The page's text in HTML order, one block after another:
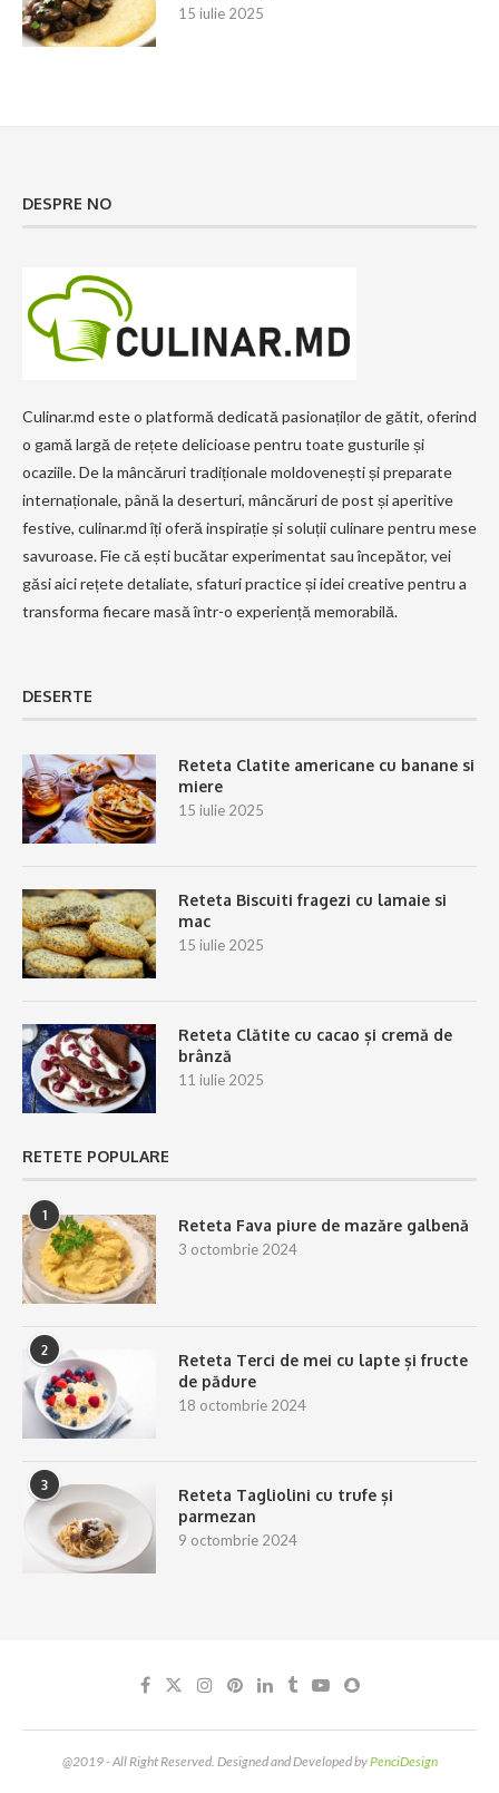
15 iulie 2025
DESPRE NO
Culinar.md este o platformă dedicată pasionaților de gătit, oferind
o gamă largă de rețete delicioase pentru toate gusturile și
ocaziile. De la mâncăruri tradiționale moldovenești și preparate
internaționale, până la deserturi, mâncăruri de post și aperitive
festive, culinar.md îți oferă inspirație și soluții culinare pentru mese
savuroase. Fie că ești bucătar experimentat sau începător, vei
găsi aici rețete detaliate, sfaturi practice și idei creative pentru a
transforma fiecare masă într-o experiență memorabilă.
DESERTE
Reteta Clatite americane cu banane si
miere
15 iulie 2025
Reteta Biscuiti fragezi cu lamaie si
mac
15 iulie 2025
Reteta Clătite cu cacao și cremă de
brânză
11 iulie 2025
RETETE POPULARE
1
Reteta Fava piure de mazăre galbenă
3 octombrie 2024
2
Reteta Terci de mei cu lapte și fructe
de pădure
18 octombrie 2024
3
Reteta Tagliolini cu trufe și
parmezan
9 octombrie 2024
@2019 - All Right Reserved. Designed and Developed by PenciDesign